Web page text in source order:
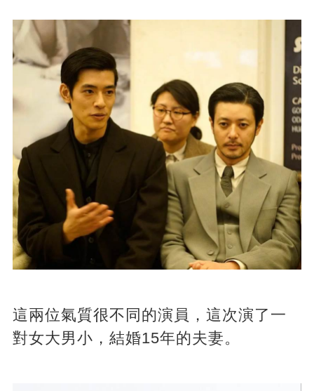
這兩位氣質很不同的演員，這次演了一
對女大男小，結婚15年的夫妻。